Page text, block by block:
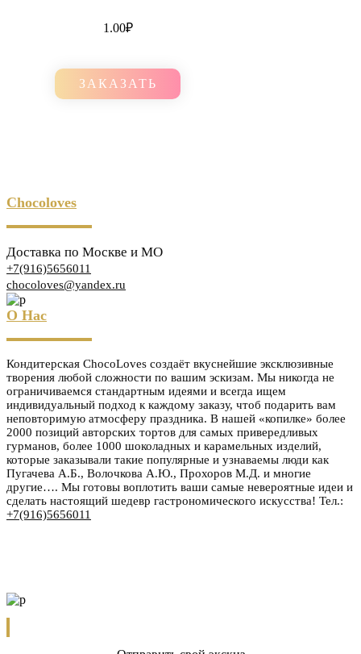
1.00₽
ЗАКАЗАТЬ
Chocoloves
Доставка по Москве и МО
+7(916)5656011
chocoloves@yandex.ru
О Нас
Кондитерская ChocoLoves создаёт вкуснейшие эксклюзивные
творения любой сложности по вашим эскизам. Мы никогда не
ограничиваемся стандартным идеями и всегда ищем
индивидуальный подход к каждому заказу, чтоб подарить вам
неповторимую атмосферу праздника. В нашей «копилке» более
2000 позиций авторских тортов для самых привередливых
гурманов, более 1000 шоколадных и карамельных изделий,
которые заказывали такие популярные и узнаваемы люди как
Пугачева А.Б., Волочкова А.Ю., Прохоров М.Д. и многие
другие…. Мы готовы воплотить ваши самые невероятные идеи и
сделать настоящий шедевр гастрономического искусства! Тел.:
+7(916)5656011